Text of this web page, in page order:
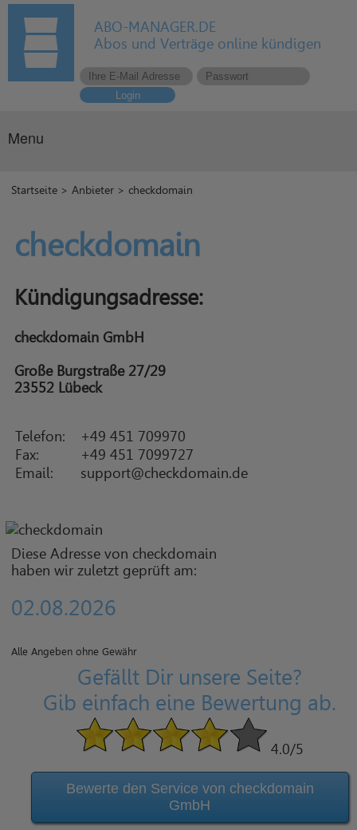
ABO-MANAGER.DE
Abos und Verträge online kündigen
Login
Menu
Startseite >Anbieter > checkdomain
checkdomain
Kündigungsadresse:
checkdomain GmbH
Große Burgstraße 27/29
23552 Lübeck
Telefon:
+49 451 709970
Fax:
+49 451 7099727
Email:
support@checkdomain.de
Diese Adresse von checkdomain
haben wir zuletzt geprüft am:
02.08.2026
Alle Angeben ohne Gewähr
Gefällt Dir unsere Seite?
Gib einfach eine Bewertung ab.
4.0/5
Bewerte den Service von checkdomain
GmbH